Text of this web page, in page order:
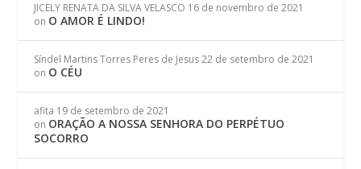
JICELY RENATA DA SILVA VELASCO 16 de novembro de 2021
on O AMOR É LINDO!
Síndel Martins Torres Peres de Jesus 22 de setembro de 2021
on O CÉU
afita 19 de setembro de 2021
on ORAÇÃO A NOSSA SENHORA DO PERPÉTUO
SOCORRO